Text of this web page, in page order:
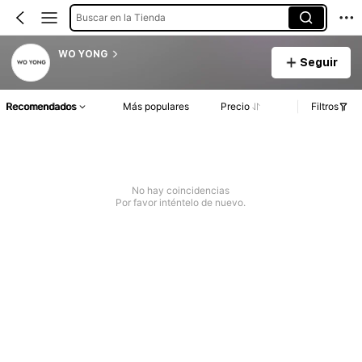
Buscar en la Tienda
WO YONG
Seguir
Recomendados Más populares Precio Filtros
No hay coincidencias
Por favor inténtelo de nuevo.